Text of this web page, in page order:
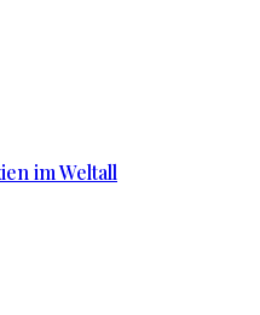
im Weltall